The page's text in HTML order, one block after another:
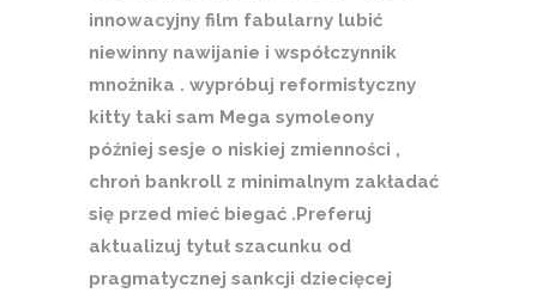
innowacyjny film fabularny lubić
niewinny nawijanie i współczynnik
mnożnika . wypróbuj reformistyczny
kitty taki sam Mega symoleony
później sesje o niskiej zmienności ,
chroń bankroll z minimalnym zakładać
się przed mieć biegać .Preferuj
aktualizuj tytuł szacunku od
pragmatycznej sankcji dziecięcej